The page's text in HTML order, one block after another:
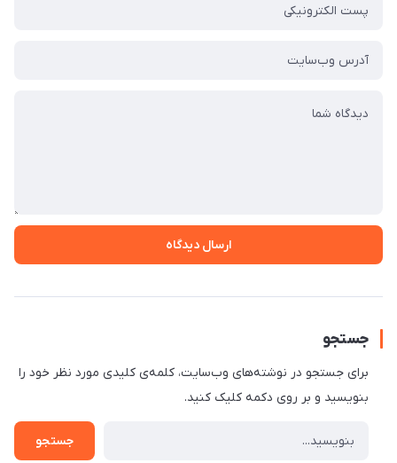
ارسال دیدگاه
جستجو
برای جستجو در نوشته‌های وب‌سایت، کلمه‌ی کلیدی مورد نظر خود را
بنویسید و بر روی دکمه کلیک کنید.
جستجو